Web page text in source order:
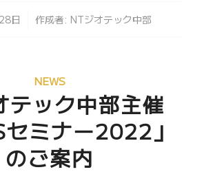
日 作成者: NTジオテック中部
NEWS
テック中部主催
セミナー2022」
のご案内